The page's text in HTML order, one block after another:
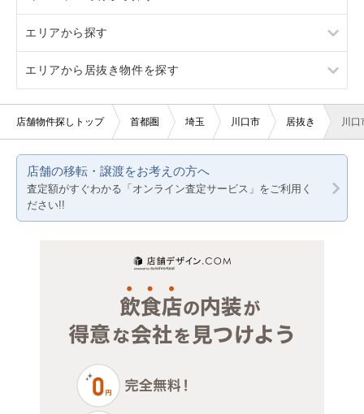
看板取り付け可
10坪以下
20坪以下
賃料20万円以下
3階以上
バー・クラブ
美容室・理容室
サロン（マッサージ・エステ・ネイルなど）
物販・小売
ジム・教室・スタジオ
その他サービス・その他
イタリア料理
中華
アジア料理
カラオケ・パブ・スナック
バー
居酒屋・ダイニングバー
その他
その他店舗物件
さいたま市すべて
さいたま市浦和区
さいたま市大宮区
さいたま市桜区
さいたま市中央区
さいたま市南区
さいたま市見沼区
エリアから探す
東京23区
東京都下
千葉
埼玉
エリアから居抜き物件を探す
東京23区
神奈川
千葉
店舗物件探しトップ 首都圏 埼玉 川口市 居抜き 川
店舗の移転・譲渡をお考えの方へ
査定額がすぐわかる「オンライン査定サービス」をご利用く
ださい!!